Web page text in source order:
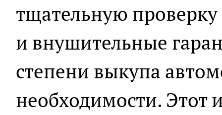
тщательную проверку
и внушительные
степени выкупа
необходимости.